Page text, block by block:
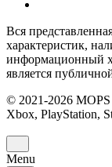
Вся
характеристик,
информационный
является
© 2021-2026
Xbox, PlayStation,
Menu